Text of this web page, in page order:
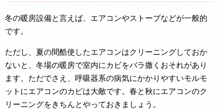
冬の暖房設備と言えば、エアコンやストーブなどが一般的
です。
ただし、夏の間酷使したエアコンはクリーニングしておか
ないと、冬場の暖房で室内にカビをバラ撒くおそれがあり
ます。ただでさえ、呼吸器系の病気にかかりやすいモルモ
ットにエアコンのカビは大敵です。春と秋にエアコンのク
リーニングをきちんとやっておきましょう。